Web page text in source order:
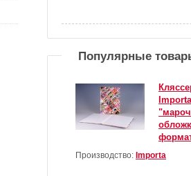
Популярные
Производство: Importa